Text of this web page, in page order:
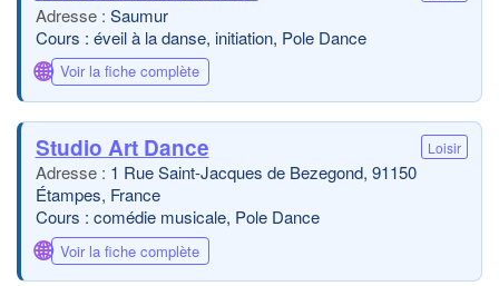
Saumur
Cours : éveil à la danse, initiation, Pole Dance
🌐 Voir la fiche complète
Studio Art Dance Loisir
1 Rue Saint-Jacques de Bezegond, 91150
Étampes, France
Cours : comédie musicale, Pole Dance
🌐 Voir la fiche complète